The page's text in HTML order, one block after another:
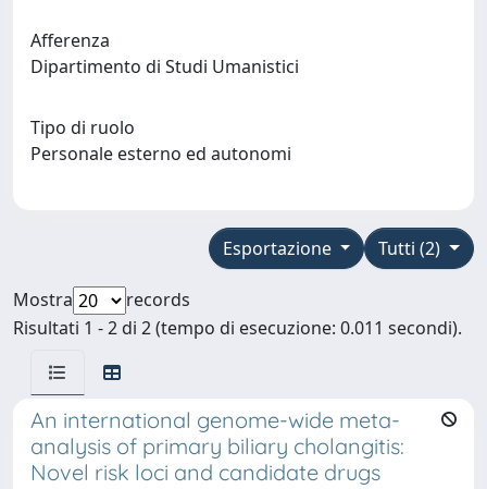
Afferenza
Dipartimento di Studi Umanistici
Tipo di ruolo
Personale esterno ed autonomi
Tutti (2)
Esportazione
Mostra
records
Risultati 1 - 2 di 2 (tempo di esecuzione: 0.011 secondi).
An international genome-wide meta-
analysis of primary biliary cholangitis:
Novel risk loci and candidate drugs